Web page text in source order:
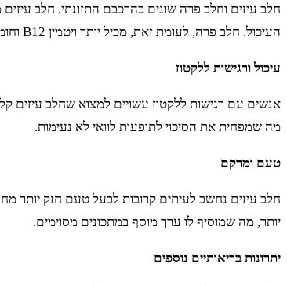
חלב עיזים וחלב פרה שונים בהרכבם התזונתי. חלב
העיכול. חלב פרה, לעומת זאת, מכיל יותר ויטמין B12 וחומצה פולית.
עיכול ורגישות ללקטוז
אנשים עם רגישות ללקטוז עשויים למצוא שחלב עיזים
מה שמפחית את הסיכוי לתופעות לוואי לא נעימות.
טעם ומרקם
חלב עיזים נחשב לעיתים קרובות לבעל טעם חזק יותר
יותר, מה שמוסיף לו ערך מוסף במתכונים מסוימים.
יתרונות בריאותיים נוספים